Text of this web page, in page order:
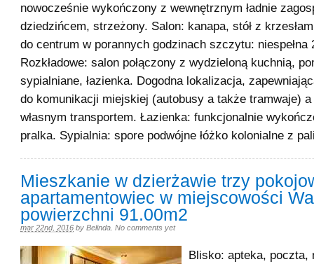
nowocześnie wykończony z wewnętrznym ładnie
dziedzińcem, strzeżony. Salon: kanapa, stół z
do centrum w porannych godzinach szczytu: niespełna
Rozkładowe: salon połączony z wydzieloną kuchnią,
sypialniane, łazienka. Dogodna lokalizacja,
do komunikacji miejskiej (autobusy a także tramwaje)
własnym transportem. Łazienka: funkcjonalnie
pralka. Sypialnia: spore podwójne łóżko kolonialne z
Mieszkanie w dzierżawie trzy
apartamentowiec w miejscowości
powierzchni 91.00m2
mar 22nd, 2016 by Belinda No comments yet
Blisko: apteka, poczta,